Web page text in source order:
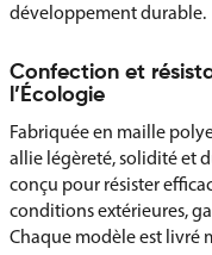
développement durable.
Confection et
l’Écologie
Fabriquée en maille
allie légèreté, solidité et
conçu pour résister
conditions extérieures,
Chaque modèle est livré